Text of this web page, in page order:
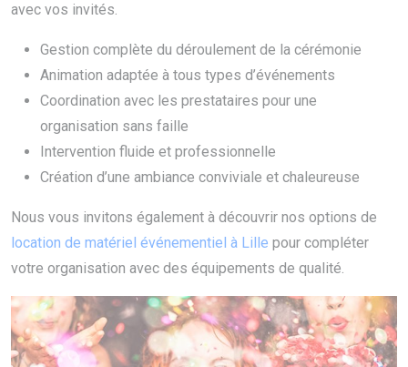
avec vos invités.
Gestion complète du déroulement de la cérémonie
Animation adaptée à tous types d’événements
Coordination avec les prestataires pour une
organisation sans faille
Intervention fluide et professionnelle
Création d’une ambiance conviviale et chaleureuse
Nous vous invitons également à découvrir nos options de
location de matériel événementiel à Lille pour compléter
votre organisation avec des équipements de qualité.